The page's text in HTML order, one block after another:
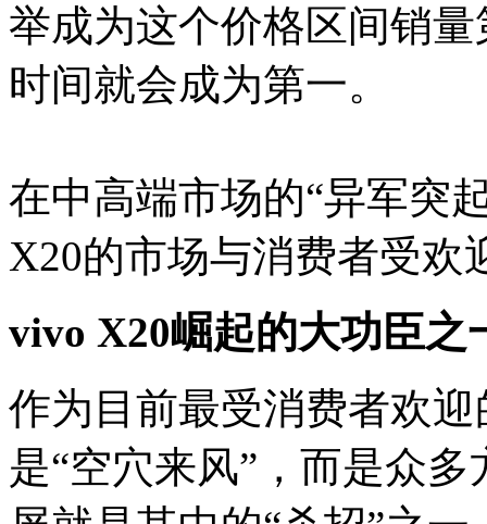
举成为这个价格区间销
时间就会成为第一。
在中高端市场的“异军突
X20的市场与消费者受欢
vivo X20崛起的大功臣之
作为目前最受消费者欢
是“空穴来风”，而是众